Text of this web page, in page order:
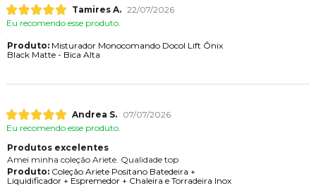
Tamires A. 22/07/2026
Eu recomendo esse produto.
Produto:Misturador Monocomando Docol Lift Ônix
Black Matte - Bica Alta
Andrea S.
07/07/2026
Eu recomendo esse produto.
Produtos excelentes
Amei minha coleção Ariete. Qualidade top
Produto:Coleção Ariete Positano Batedeira +
Liquidificador + Espremedor + Chaleira e Torradeira Inox